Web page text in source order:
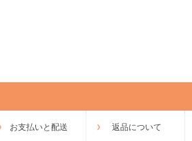
お支払いと配送 返品について